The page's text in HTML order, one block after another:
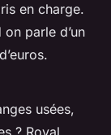
en charge.
parle d’un
usées,